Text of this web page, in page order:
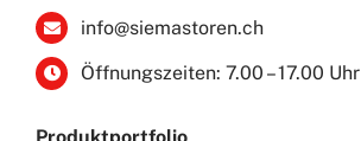
info@siemastoren.ch
Öffnungszeiten: 7.00 – 17.00 Uhr